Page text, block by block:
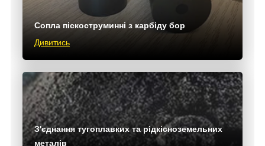
Сопла піскоструминні з карбіду бор
Дивитись
З'єднання тугоплавких та рідкісноземельних
металів